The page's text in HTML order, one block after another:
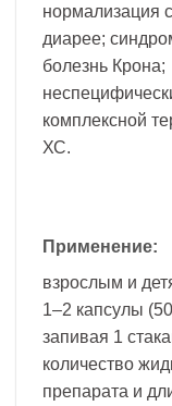
нормализация
диарее;
болезнь Крона;
комплексной
ХС.
Применение:
взрослым и
1–2 капсулы
запивая 1
количество
препарата и